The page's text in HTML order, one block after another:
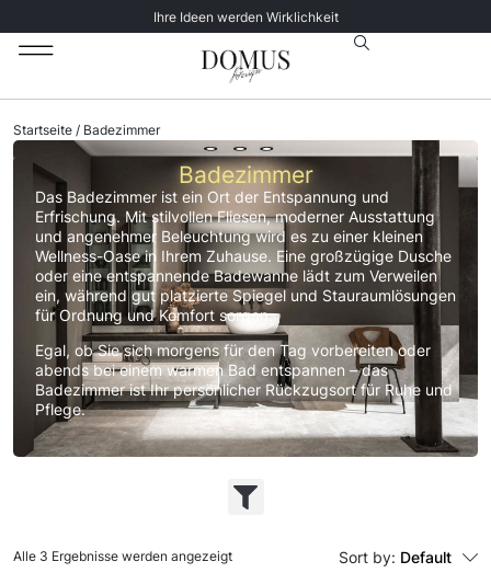
Ihre Ideen werden Wirklichkeit
Startseite / Badezimmer
Badezimmer
Das Badezimmer ist ein Ort der Entspannung und
Erfrischung. Mit stilvollen Fliesen, moderner Ausstattung
und angenehmer Beleuchtung wird es zu einer kleinen
Wellness-Oase in Ihrem Zuhause. Eine großzügige Dusche
oder eine entspannende Badewanne lädt zum Verweilen
ein, während gut platzierte Spiegel und Stauraumlösungen
für Ordnung und Komfort sorgen.
Egal, ob Sie sich morgens für den Tag vorbereiten oder
abends bei einem warmen Bad entspannen – das
Badezimmer ist Ihr persönlicher Rückzugsort für Ruhe und
Pflege.
Sort by: Default
Alle 3 Ergebnisse werden angezeigt